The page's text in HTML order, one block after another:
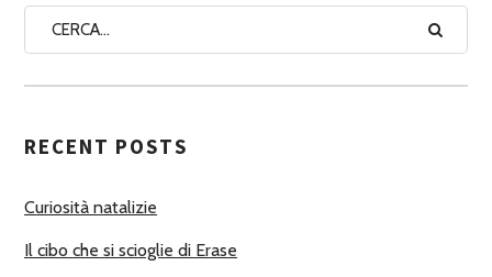
A
U
O
I
RECENT POSTS
Curiosità natalizie
Il cibo che si scioglie di Erase